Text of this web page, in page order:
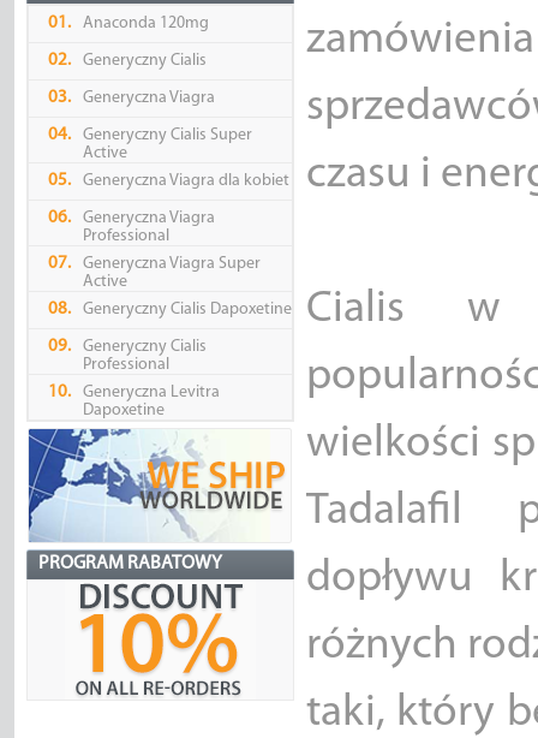
01. Anaconda 120mg
02. Generyczny Cialis
03. Generyczna Viagra
04.
Generyczny Cialis Super
Active
05.
Generyczna Viagra dla kobiet
06.
Generyczna Viagra
Professional
07.
Generyczna Viagra Super
Active
08.
Generyczny Cialis Dapoxetine
09.
Generyczny Cialis
Professional
10.
Generyczna Levitra
Dapoxetine
PROGRAM RABATOWY
czasu i
Cialis w
wielkości
Tadalafil
dopływu
różnych
taki, który